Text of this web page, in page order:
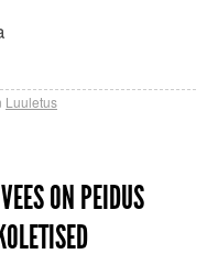
Luuletus
ON PEIDUS